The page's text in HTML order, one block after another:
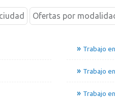
Ofertas por
Trabajo
Trabajo
Trabajo